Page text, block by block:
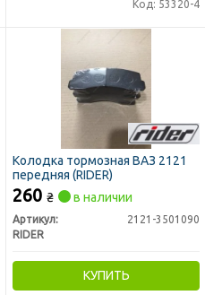
Код: 53320-4
Колодка тормозная ВАЗ 2121
передняя (RIDER)
260 ₴ в наличии
Артикул:
2121-3501090
RIDER
КУПИТЬ